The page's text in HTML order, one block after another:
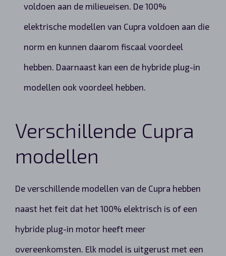
voldoen aan de milieueisen. De 100%
elektrische modellen van Cupra voldoen aan die
norm en kunnen daarom fiscaal voordeel
hebben. Daarnaast kan een de hybride plug-in
modellen ook voordeel hebben.
Verschillende Cupra
modellen
De verschillende modellen van de Cupra hebben
naast het feit dat het 100% elektrisch is of een
hybride plug-in motor heeft meer
overeenkomsten. Elk model is uitgerust met een